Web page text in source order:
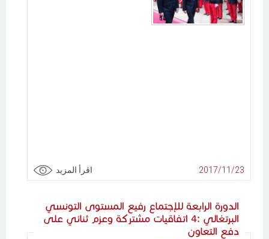
2017/11/23 اقرأ المزيد
الدورة الرابعة للإجتماع رفيع المستوى التونسي
البرتغالي :4 اتفاقيات مشتركة وعزم ثنائي على
دفع التعاون